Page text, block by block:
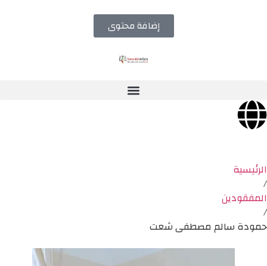
إضافة محتوى
الرئيسية
/
المفقودين
/
حمودة سالم مصطفى شعت